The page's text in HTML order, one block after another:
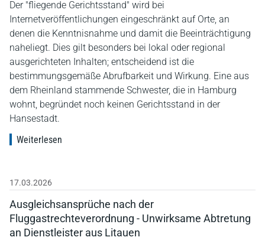
Der "fliegende Gerichtsstand" wird bei
Internetveröffentlichungen eingeschränkt auf Orte, an
denen die Kenntnisnahme und damit die Beeinträchtigung
naheliegt. Dies gilt besonders bei lokal oder regional
ausgerichteten Inhalten; entscheidend ist die
bestimmungsgemäße Abrufbarkeit und Wirkung. Eine aus
dem Rheinland stammende Schwester, die in Hamburg
wohnt, begründet noch keinen Gerichtsstand in der
Hansestadt.
Weiterlesen
17.03.2026
Ausgleichsansprüche nach der
Fluggastrechteverordnung - Unwirksame Abtretung
an Dienstleister aus Litauen